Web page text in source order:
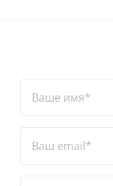
Ваше имя*
Ваш email*